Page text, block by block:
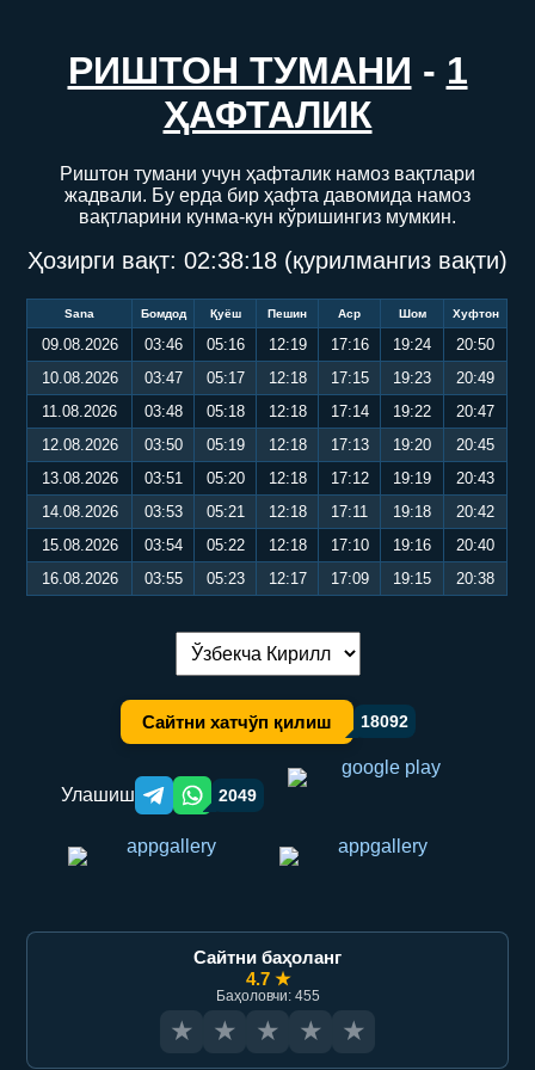
РИШТОН ТУМАНИ - 1
ҲАФТАЛИК
Риштон тумани учун ҳафталик намоз вақтлари
жадвали. Бу ерда бир ҳафта давомида намоз
вақтларини кунма-кун кўришингиз мумкин.
Ҳозирги вақт: 02:38:18 (қурилмангиз вақти)
Sana Бомдод Қуёш Пешин Аср Шом Хуфтон
09.08.2026 03:46 05:16 12:19 17:16 19:24
20:50
10.08.2026
03:47 05:17 12:18 17:15 19:23
20:49
11.08.2026
03:48 05:18 12:18 17:14 19:22
20:47
12.08.2026
03:50 05:19 12:18 17:13 19:20
20:45
13.08.2026
03:51 05:20 12:18 17:12 19:19
20:43
14.08.2026
03:53 05:21 12:18 17:11 19:18
20:42
15.08.2026
03:54 05:22 12:18 17:10 19:16
20:40
16.08.2026
03:55 05:23 12:17 17:09 19:15 20:38
Тилни алмаштириш:
Сайтни хатчўп қилиш 18092
Улашиш Telegram orqali ulashish
WhatsApp orqali ulashish
2049
Сайтни баҳоланг
4.7 ★
Баҳоловчи: 455
★ ★ ★ ★ ★